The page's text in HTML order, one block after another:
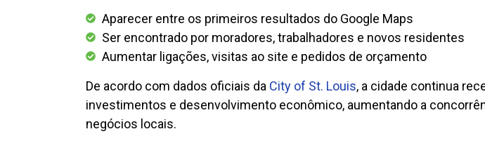
Aparecer entre os primeiros resultados do Google Maps
Ser encontrado por moradores, trabalhadores e novos residentes
Aumentar ligações, visitas ao site e pedidos de orçamento
De acordo com dados oficiais da City of St. Louis, a cidade continua
investimentos e desenvolvimento econômico, aumentando a
negócios locais.